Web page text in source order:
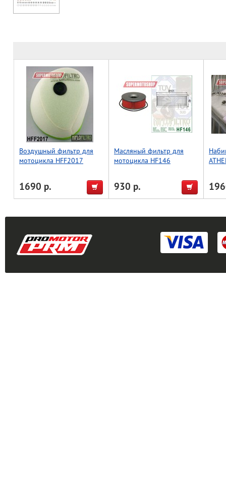
Воздушный фильтр для
мотоцикла HFF2017
1690 р.
Масляный фильтр для
мотоцикла HF146
930 р.